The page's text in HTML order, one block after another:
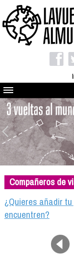
Quienes somos
El proyecto
Blog
Viaja con nosotros
Camino solidario
Libros
Compañeros de viaje
Compañeros de
¿Quieres añadir
encuentren?